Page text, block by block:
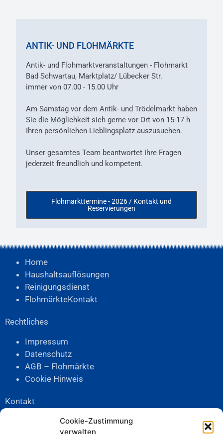
Cookie-Zustimmung
verwalten
ANTIK- UND FLOHMÄRKTE
Antik- und Flohmarktveranstaltungen - Flohmarkt
Bad Schwartau, Marktplatz/ Lübecker Str.
immer von 07.00 - 15.00 Uhr
Am Samstag vor dem Antik- und Trödelmarkt haben
Sie die Möglichkeit sich gerne vor Ort von 15-17 h
Ihren persönlichen Lieblingsplatz auszusuchen.
Unser gesamtes Team beantwortet Ihre Fragen
jederzeit freundlich und kompetent.
Flohmarkttermine - 2026 / Kontakt und
Reservierungen
Home
Haushaltsauflösungen
Reinigungsdienst
FlohmärkteKontakt
Rechtliches
Impressum
Datenschutz
AGB – Flohmärkte
Cookie Hinweis
Kontakt
04503-898377